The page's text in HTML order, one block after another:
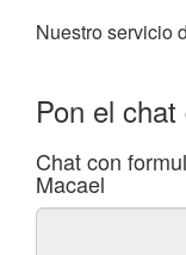
Nuestro servicio
Pon el
Chat con
Macael
Código